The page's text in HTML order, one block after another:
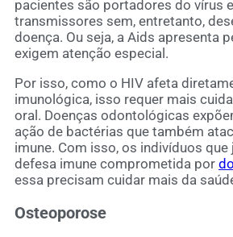
pacientes são portadores do vírus
transmissores sem, entretanto,
doença. Ou seja, a Aids apresenta
exigem atenção especial.
Por isso, como o HIV afeta
imunológica, isso requer mais
oral. Doenças odontológicas
ação de bactérias que também
imune. Com isso, os indivíduos que
defesa imune comprometida por
essa precisam cuidar mais da
Osteoporose